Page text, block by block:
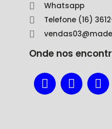
Whatsapp
Telefone (16)
Onde nos